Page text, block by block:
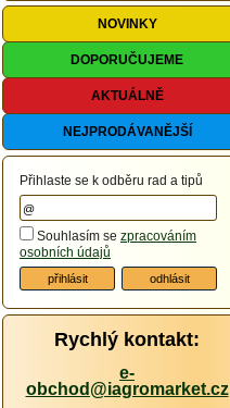
NOVINKY
DOPORUČUJEME
AKTUÁLNĚ
NEJPRODÁVANĚJŠÍ
Přihlaste se k odběru rad a tipů
Souhlasím se zpracováním
osobních údajů
Rychlý kontakt:
e-
obchod@iagromarket.cz